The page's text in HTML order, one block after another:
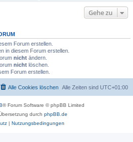
Gehe zu
Forum erstellen.
in diesem Forum erstellen.
nicht ändern.
nicht löschen.
Forum erstellen.
Alle Zeiten sind UTC+01:00
Alle Cookies löschen
® Forum Software © phpBB Limited
durch phpBB.de
| Nutzungsbedingungen